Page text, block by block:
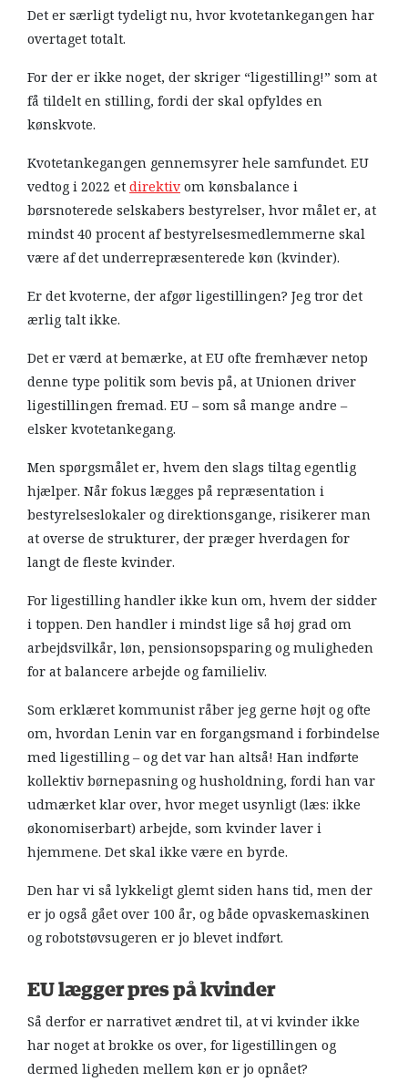
Det er særligt tydeligt nu, hvor kvotetankegangen har
overtaget totalt.
For der er ikke noget, der skriger “ligestilling!” som at
få tildelt en stilling, fordi der skal opfyldes en
kønskvote.
Kvotetankegangen gennemsyrer hele samfundet. EU
vedtog i 2022 etdirektivom kønsbalance i
børsnoterede selskabers bestyrelser, hvor målet er, at
mindst 40 procent af bestyrelsesmedlemmerne skal
være af det underrepræsenterede køn (kvinder).
Er det kvoterne, der afgør ligestillingen? Jeg tror det
ærlig talt ikke.
Det er værd at bemærke, at EU ofte fremhæver netop
denne type politik som bevis på, at Unionen driver
ligestillingen fremad. EU – som så mange andre –
elsker kvotetankegang.
Men spørgsmålet er, hvem den slags tiltag egentlig
hjælper. Når fokus lægges på repræsentation i
bestyrelseslokaler og direktionsgange, risikerer man
at overse de strukturer, der præger hverdagen for
langt de fleste kvinder.
For ligestilling handler ikke kun om, hvem der sidder
i toppen. Den handler i mindst lige så høj grad om
arbejdsvilkår, løn, pensionsopsparing og muligheden
for at balancere arbejde og familieliv.
Som erklæret kommunist råber jeg gerne højt og ofte
om, hvordan Lenin var en forgangsmand i forbindelse
med ligestilling – og det var han altså! Han indførte
kollektiv børnepasning og husholdning, fordi han var
udmærket klar over, hvor meget usynligt (læs: ikke
økonomiserbart) arbejde, som kvinder laver i
hjemmene. Det skal ikke være en byrde.
Den har vi så lykkeligt glemt siden hans tid, men der
er jo også gået over 100 år, og både opvaskemaskinen
og robotstøvsugeren er jo blevet indført.
EU lægger pres på kvinder
Så derfor er narrativet ændret til, at vi kvinder ikke
har noget at brokke os over, for ligestillingen og
dermed ligheden mellem køn er jo opnået?